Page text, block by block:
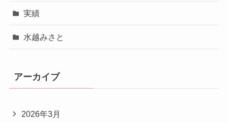
実績
水越みさと
アーカイブ
2026年3月